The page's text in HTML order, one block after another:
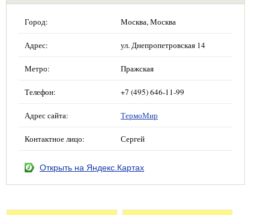
Город: Москва, Москва
Адрес: ул. Днепропетровская 14
Метро: Пражская
Телефон: +7 (495) 646-11-99
Адрес сайта: ТермоМир
Контактное лицо: Сергей
Открыть на Яндекс.Картах